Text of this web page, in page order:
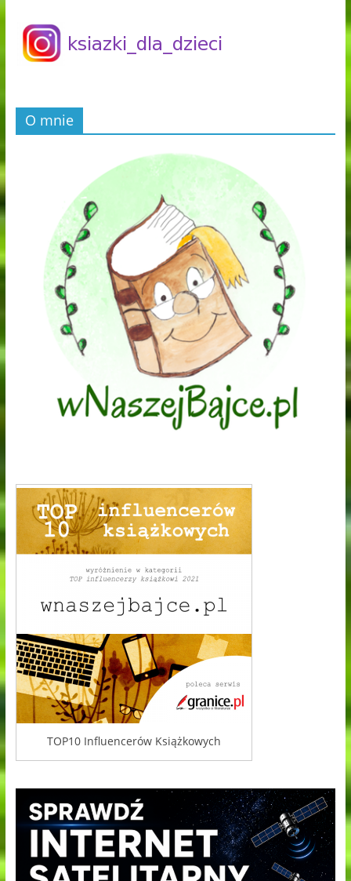
O mnie
TOP10 Influencerów Książkowych